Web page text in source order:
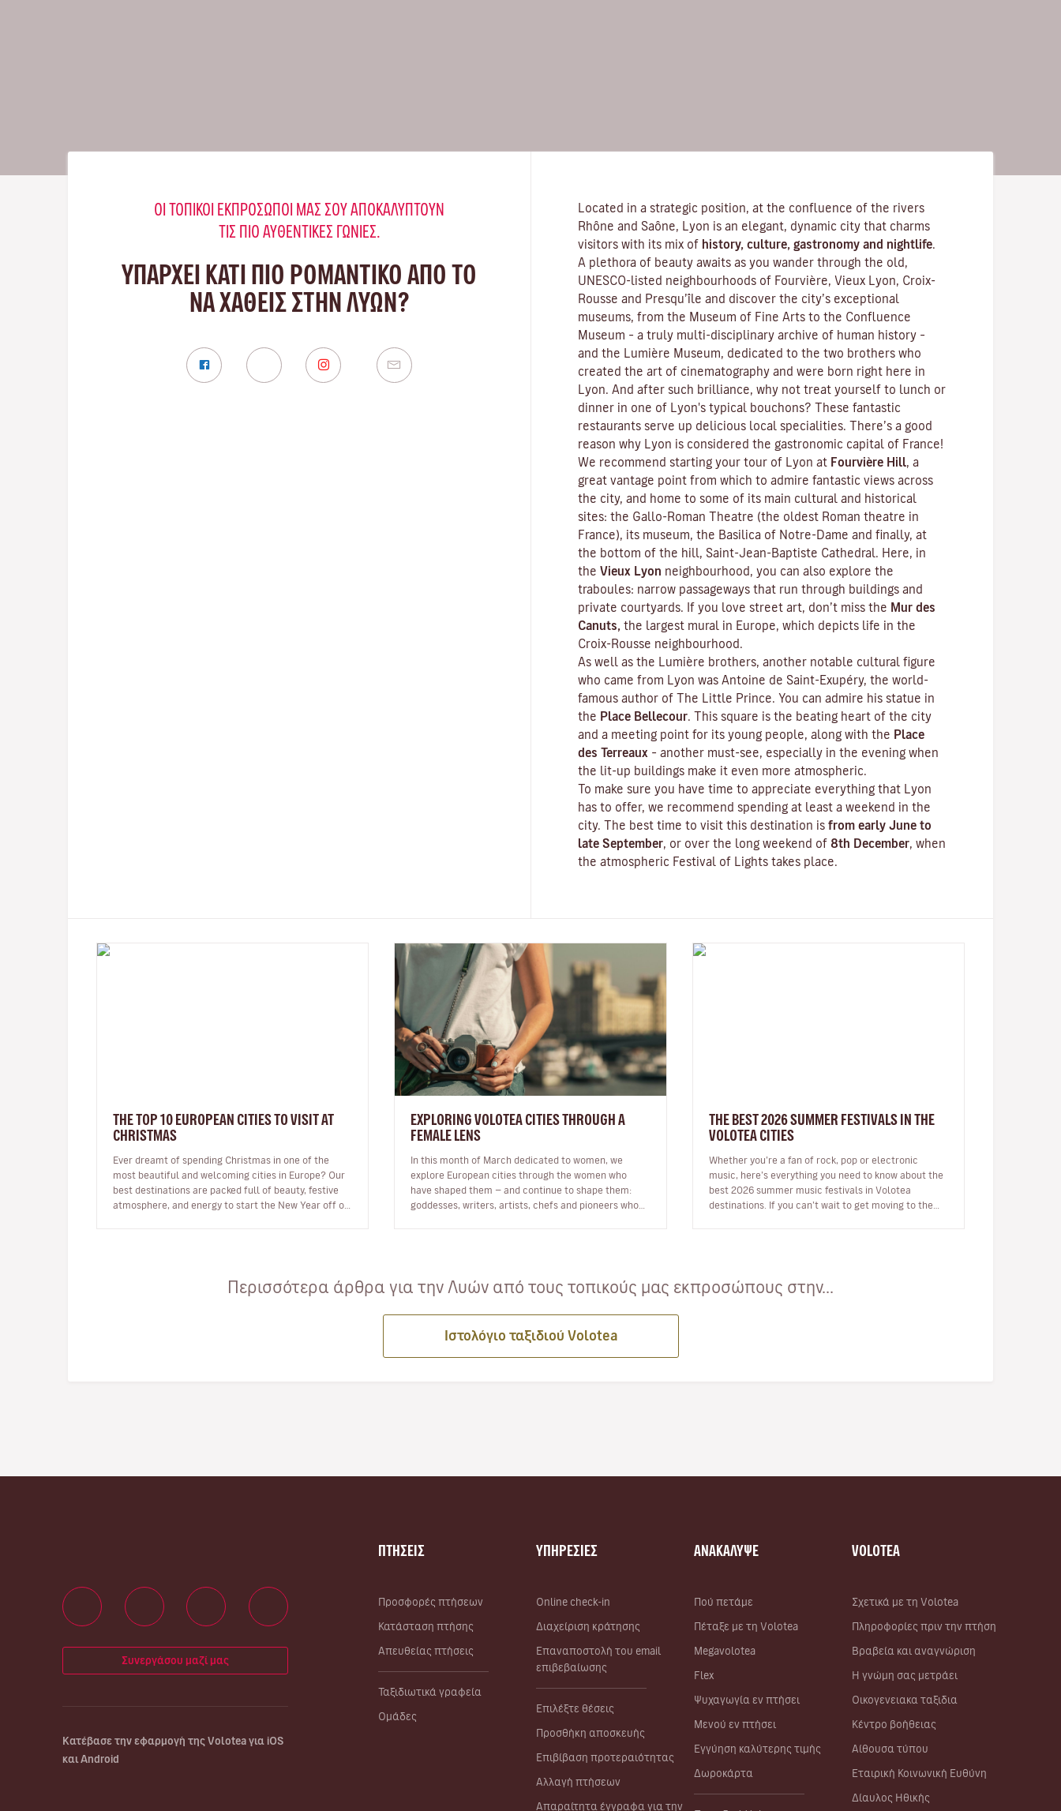
ΟΙ ΤΟΠΙΚΟΊ ΕΚΠΡΌΣΩΠΟΊ ΜΑΣ ΣΟΥ ΑΠΟΚΑΛΎΠΤΟΥΝ
ΤΙΣ ΠΙΟ ΑΥΘΕΝΤΙΚΈΣ ΓΩΝΙΈΣ.
ΥΠΑΡΧΕΙ ΚΑΤΙ ΠΙΟ ΡΟΜΑΝΤΙΚΟ ΑΠΟ ΤΟ
ΝΑ ΧΑΘΕΙΣ ΣΤΗΝ ΛΥΏΝ?
Located in a strategic position, at the confluence of the rivers
Rhône and Saône, Lyon is an elegant, dynamic city that charms
visitors with its mix of history, culture, gastronomy and nightlife
A plethora of beauty awaits as you wander through the old,
UNESCO-listed neighbourhoods of Fourvière, Vieux Lyon, Croix-
Rousse and Presqu’île and discover the city’s exceptional
museums , from the Museum of Fine Arts to the Confluence
Museum – a truly multi-disciplinary archive of human history –
and the Lumière Museum, dedicated to the two brothers who
created the art of cinematography and were born right here in
Lyon. And after such brilliance, why not treat yourself to lunch or
dinner in one of Lyon's typical
bouchons? These fantastic
restaurants serve up delicious local specialities. There’s a good
reason why Lyon is considered the gastronomic capital of France!
We recommend starting your tour of Lyon at Fourvière Hill
, a
great vantage point from which to admire fantastic views across
the city, and home to some of its main cultural and historical
sites: the Gallo-Roman Theatre (the oldest Roman theatre in
France), its museum, the Basilica of Notre-Dame and finally, at
the bottom of the hill, Saint-Jean-Baptiste Cathedral. Here, in
the Vieux Lyon neighbourhood, you can also explore the
traboules: narrow passageways that run through buildings and
private courtyards. If you love street art, don’t miss the Mur des
Canuts, the largest mural in Europe, which depicts life in the
Croix-Rousse neighbourhood.
As well as the Lumière brothers, another notable cultural figure
who came from Lyon was Antoine de Saint-Exupéry, the world-
famous author of The Little Prince . You can admire his statue in
the Place Bellecour . This square is the beating heart of the city
and a meeting point for its young people, along with the Place
des Terreaux – another must-see, especially in the evening when
the lit-up buildings make it even more atmospheric.
To make sure you have time to appreciate everything that Lyon
has to offer, we recommend spending at least a weekend in the
city. The best time to visit this destination is from early June to
late September , or over the long weekend of 8th December , when
the atmospheric Festival of Lights takes place.
THE TOP 10 EUROPEAN CITIES TO VISIT AT
CHRISTMAS
Ever dreamt of spending Christmas in one of the
most beautiful and welcoming cities in Europe? Our
best destinations are packed full of beauty, festive
atmosphere, and energy to start the New Year off on
EXPLORING VOLOTEA CITIES THROUGH A
FEMALE LENS
In this month of March dedicated to women, we
explore European cities through the women who
have shaped them — and continue to shape them:
goddesses, writers, artists, chefs and pioneers who
THE BEST 2026 SUMMER FESTIVALS IN THE
VOLOTEA CITIES
Whether you’re a fan of rock, pop or electronic
music, here’s everything you need to know about the
best 2026 summer music festivals in Volotea
destinations. If you can’t wait to get moving to the
Περισσότερα άρθρα για την Λυών από τους τοπικούς μας εκπροσώπους στην...
Ιστολόγιο ταξιδιού Volotea
ΠΤΗΣΕΙΣ
Προσφορές πτήσεων
Κατάσταση πτήσης
Απευθείας πτήσεις
Ταξιδιωτικά γραφεία
Ομάδες
ΥΠΗΡΕΣΙΕΣ
Online check-in
Διαχείριση κράτησης
Επαναποστολή του email
επιβεβαίωσης
Επιλέξτε θέσεις
Προσθήκη αποσκευής
Επιβίβαση προτεραιότητας
Αλλαγή πτήσεων
Απαραίτητα έγγραφα για την
ΑΝΑΚΑΛΥΨΕ
Πού πετάμε
Πέταξε με τη Volotea
Megavolotea
Flex
Ψυχαγωγία εν πτήσει
Μενού εν πτήσει
Εγγύηση καλύτερης τιμής
Δωροκάρτα
VOLOTEA
Σχετικά με τη Volotea
Πληροφορίες πριν την πτήση
Βραβεία και αναγνώριση
Η γνώμη σας μετράει
Οικογενειακα ταξιδια
Κέντρο βοήθειας
Αίθουσα τύπου
Εταιρική Κοινωνική Ευθύνη
Δίαυλος Ηθικής
Συνεργάσου μαζί μας
Κατέβασε την εφαρμογή της Volotea για iOS
και Android